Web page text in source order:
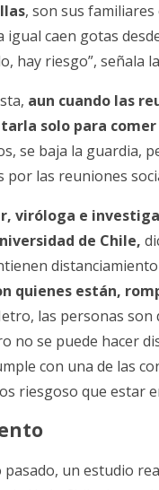
, son sus
igual caen gotas
hay riesgo”, señala
aun cuando las
solo para comer
se baja la guardia,
por las reuniones
viróloga e
de Chile,
quienes están,
las personas
no se puede hacer
con una de las
riesgoso que estar
pasado, un estudio